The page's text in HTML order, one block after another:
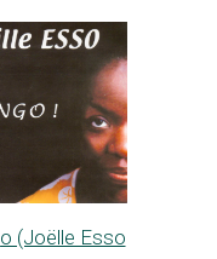
(Joëlle Esso